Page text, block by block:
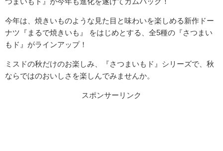
今年は、焼きいものような見た目と味わいを楽しめる新作ドー
ナツ『まるで焼きいも』 をはじめとする、全5種の『さつまい
もド』がラインアップ！
ミスドの秋だけのお楽しみ、『さつまいもド』シリーズで、 秋
ならではのおいしさを楽しんでみませんか。
スポンサーリンク